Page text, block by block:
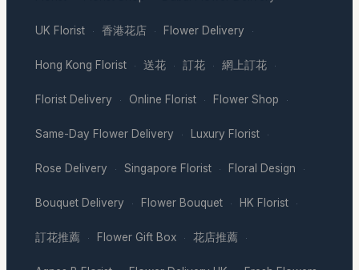
UK Florist · 香港花店 · Flower Delivery ·
Hong Kong Florist · 送花 · 訂花 · 網上訂花 ·
Florist Delivery · Online Florist · Flower Shop ·
Same-Day Flower Delivery · Luxury Florist ·
Rose Delivery · Singapore Florist · Floral Design ·
Bouquet Delivery · Flower Bouquet · HK Florist ·
訂花推薦 · Flower Gift Box · 花店推薦 ·